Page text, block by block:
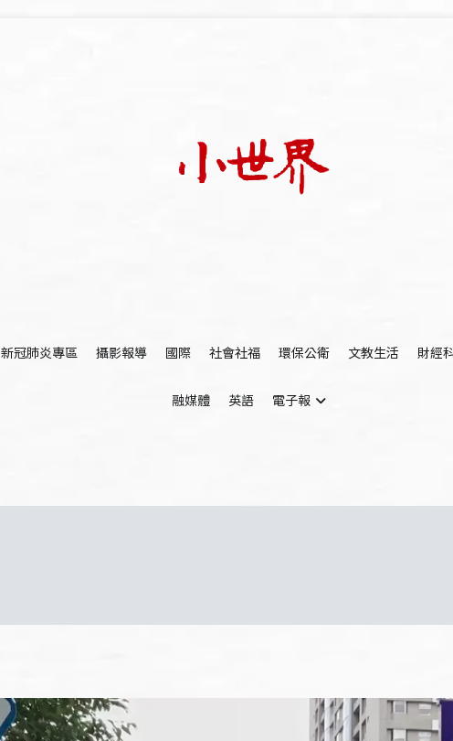
新冠肺炎專區 攝影報導 國際 社會社福 環保公衛 文教生活 財經
融媒體 英語 電子報